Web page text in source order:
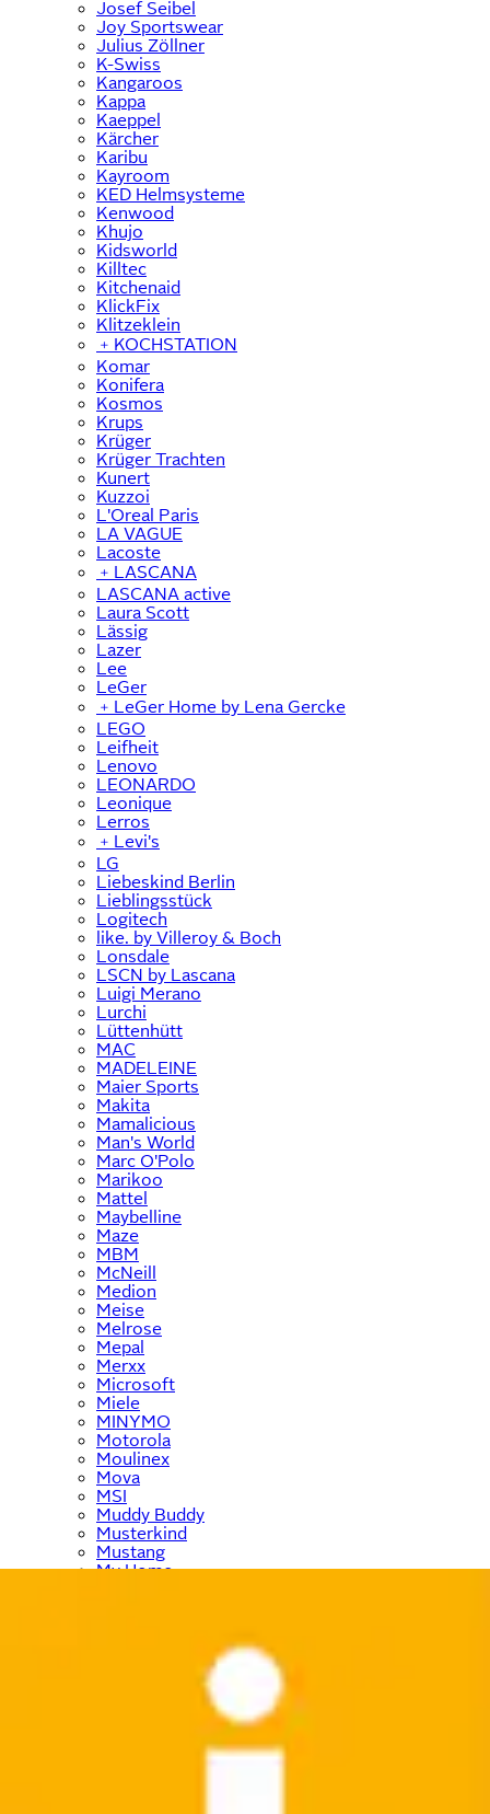
Josef Seibel
Joy Sportswear
Julius Zöllner
K-Swiss
Kangaroos
Kappa
Kaeppel
Kärcher
Karibu
Kayroom
KED Helmsysteme
Kenwood
Khujo
Kidsworld
Killtec
Kitchenaid
KlickFix
Klitzeklein
﹢ KOCHSTATION
Komar
Konifera
Kosmos
Krups
Krüger
Krüger Trachten
Kunert
Kuzzoi
L'Oreal Paris
LA VAGUE
Lacoste
﹢ LASCANA
LASCANA active
Laura Scott
Lässig
Lazer
Lee
LeGer
﹢ LeGer Home by Lena Gercke
LEGO
Leifheit
Lenovo
LEONARDO
Leonique
Lerros
﹢ Levi's
LG
Liebeskind Berlin
Lieblingsstück
Logitech
like. by Villeroy & Boch
Lonsdale
LSCN by Lascana
Luigi Merano
Lurchi
Lüttenhütt
MAC
MADELEINE
Maier Sports
Makita
Mamalicious
Man's World
Marc O'Polo
Marikoo
Mattel
Maybelline
Maze
MBM
McNeill
Medion
Meise
Melrose
Mepal
Merxx
Microsoft
Miele
MINYMO
Motorola
Moulinex
Mova
MSI
Muddy Buddy
Musterkind
Mustang
My Home